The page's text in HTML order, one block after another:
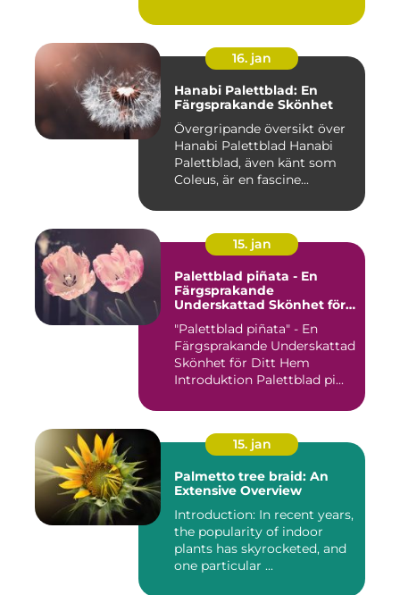
16. jan
Hanabi Palettblad: En
Färgsprakande Skönhet
Övergripande översikt över
Hanabi Palettblad Hanabi
Palettblad, även känt som
Coleus, är en fascine...
15. jan
Palettblad piñata - En
Färgsprakande
Underskattad Skönhet för
"Palettblad piñata" - En
Färgsprakande Underskattad
Skönhet för Ditt Hem
Introduktion Palettblad pi...
15. jan
Palmetto tree braid: An
Extensive Overview
Introduction: In recent years,
the popularity of indoor
plants has skyrocketed, and
one particular ...